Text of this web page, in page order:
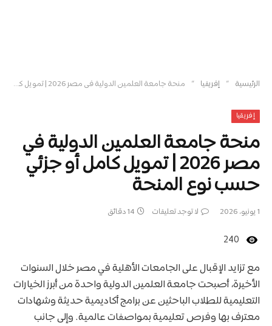
الرئيسية » إفريقيا » منحة جامعة العلمين الدولية في مصر 2026 | تمويل كامل أو جزئي حسب نوع المنحة
إفريقيا
منحة جامعة العلمين الدولية في
مصر 2026 | تمويل كامل أو جزئي
حسب نوع المنحة
1 يونيو، 2026 لا توجد تعليقات 14 دقائق
240
مع تزايد الإقبال على الجامعات الأهلية في مصر خلال السنوات
الأخيرة، أصبحت جامعة العلمين الدولية واحدة من أبرز الخيارات
التعليمية للطلاب الباحثين عن برامج أكاديمية حديثة وشهادات
معترف بها وفرص تعليمية بمواصفات عالمية. وإلى جانب